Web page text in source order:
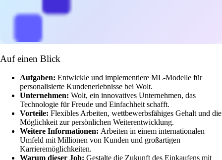
Auf einen Blick
Aufgaben: Entwickle und implementiere ML-Modelle für
personalisierte Kundenerlebnisse bei Wolt.
Unternehmen: Wolt, ein innovatives Unternehmen, das
Technologie für Freude und Einfachheit schafft.
Vorteile: Flexibles Arbeiten, wettbewerbsfähiges Gehalt und die
Möglichkeit zur persönlichen Weiterentwicklung.
Weitere Informationen: Arbeiten in einem internationalen
Umfeld mit Millionen von Kunden und großartigen
Karrieremöglichkeiten.
Warum dieser Job: Gestalte die Zukunft des Einkaufens mit